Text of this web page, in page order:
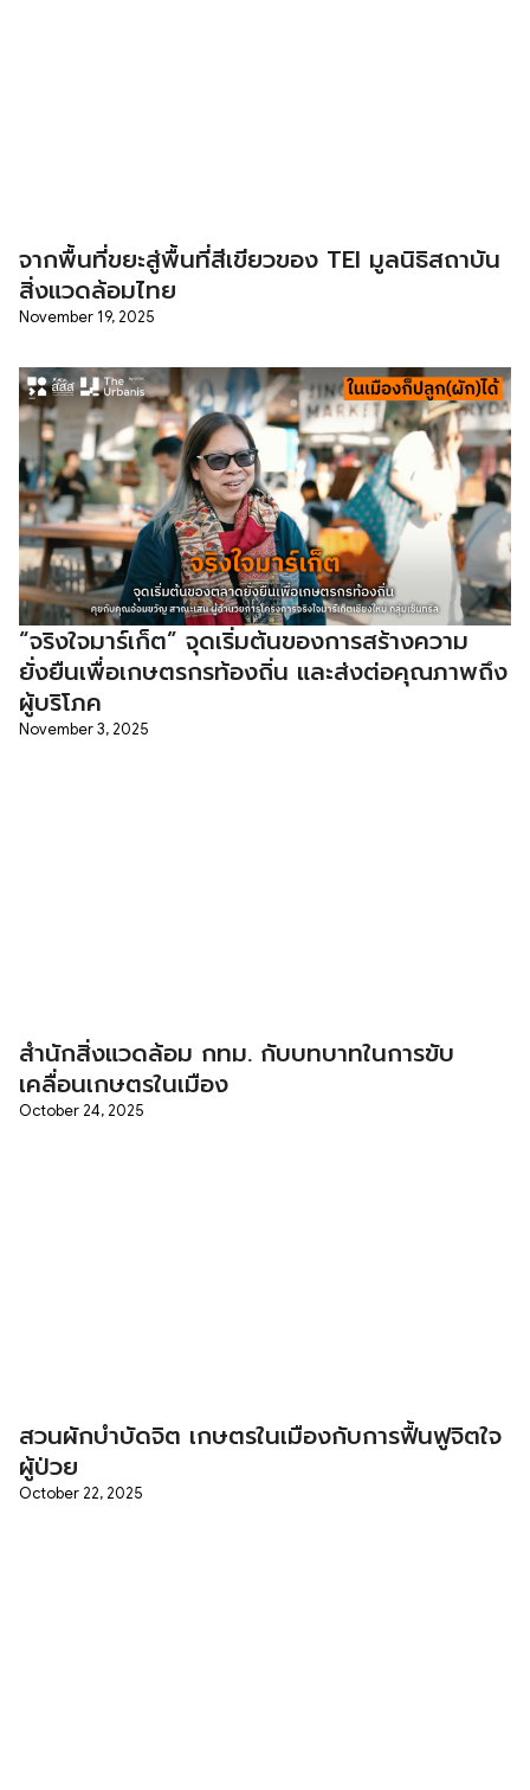
จากพื้นที่ขยะสู่พื้นที่สีเขียวของ TEI มูลนิธิสถาบัน
สิ่งแวดล้อมไทย
November 19, 2025
“จริงใจมาร์เก็ต” จุดเริ่มต้นของการสร้างความ
ยั่งยืนเพื่อเกษตรกรท้องถิ่น และส่งต่อคุณภาพถึง
ผู้บริโภค
November 3, 2025
สำนักสิ่งแวดล้อม กทม. กับบทบาทในการขับ
เคลื่อนเกษตรในเมือง
October 24, 2025
สวนผักบำบัดจิต เกษตรในเมืองกับการฟื้นฟูจิตใจ
ผู้ป่วย
October 22, 2025